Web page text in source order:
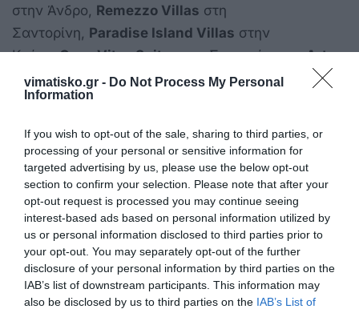
vimatisko.gr - Do Not Process My Personal
Information
If you wish to opt-out of the sale, sharing to third parties, or
processing of your personal or sensitive information for
targeted advertising by us, please use the below opt-out
section to confirm your selection. Please note that after your
opt-out request is processed you may continue seeing
interest-based ads based on personal information utilized by
us or personal information disclosed to third parties prior to
your opt-out. You may separately opt-out of the further
disclosure of your personal information by third parties on the
IAB’s list of downstream participants. This information may
also be disclosed by us to third parties on the IAB’s List of
στην Άνδρο, Remezzo Villas στη
Σαντορίνη, Paradise Island Villas στην
Κρήτη,Casa Vitae Suitesστη Σαντορίνη καιArt
Maisons Aspaki & Oia Castle στη Σαντορίνη.
B&B και πανδοχεία στην Ελλάδα
Στην κατηγορία B&B και πανδοχεία, στην πρώτη
θέση βρέθηκε το Alexandros Suites & Apartments
στην Πάρο, το οποίο κατέλαβε και την 22η θέση
στην ευρωπαϊκή κατάταξη.
Ακολούθησαν ταCave Suites Milos στη
Μήλο,Pristine Hotelστην Κέρκυρα,Villa Athena
Skiathosστη Σκιάθο, White Pearl Cavalieriστη